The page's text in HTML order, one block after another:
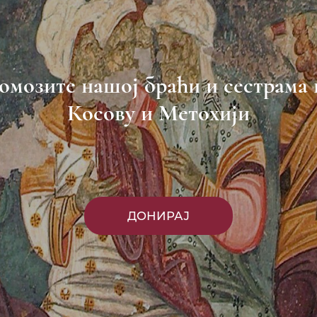
нашој браћи и сестрама
Косову и Метохији
ДОНИРАЈ